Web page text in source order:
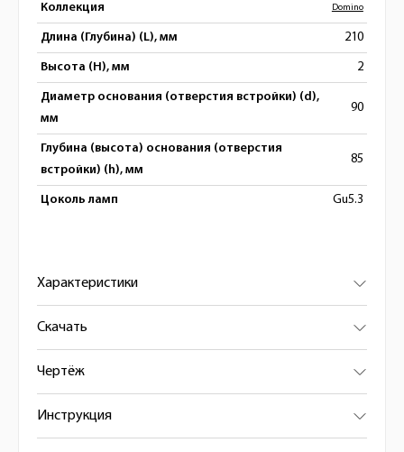
Коллекция Domino
Длина (Глубина) (L), мм 210
Высота (H), мм 2
Диаметр основания (отверстия встройки) (d),
мм
90
Глубина (высота) основания (отверстия
встройки) (h), мм
85
Цоколь ламп Gu5.3
Характеристики
Скачать
Чертёж
Инструкция